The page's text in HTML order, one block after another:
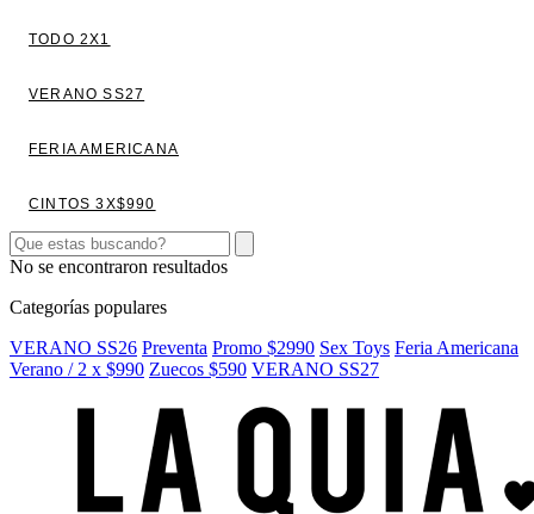
TODO 2X1
VERANO SS27
FERIA AMERICANA
CINTOS 3X$990
No se encontraron resultados
Categorías populares
VERANO SS26 Preventa Promo $2990 Sex Toys Feria Americana
Verano / 2 x $990 Zuecos $590 VERANO SS27